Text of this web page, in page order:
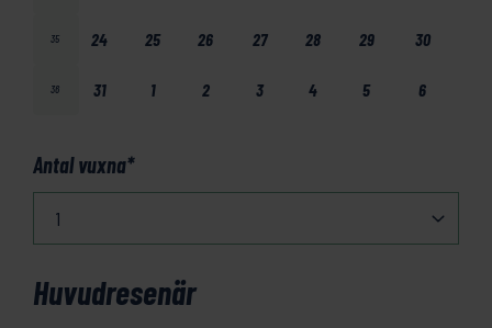
35 24 25 26 27 28 29 30
36 31 1 2 3 4 5 6
Antal vuxna*
Huvudresenär